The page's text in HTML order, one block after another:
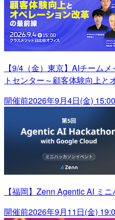
【9/4（金）東京】AIチーム
トセンター～顧客体験向上と
開催前2026年9月4日(金) 15:00
【福岡】Zenn Agentic AI ミ
開催前2026年9月11日(金)